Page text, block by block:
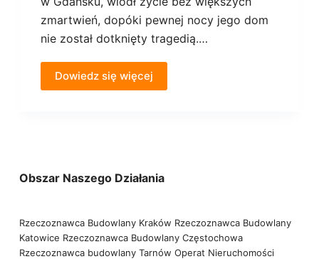
zmartwień, dopóki pewnej nocy jego dom
nie został dotknięty tragedią.…
Dowiedz się więcej
Obszar Naszego Działania
Rzeczoznawca Budowlany Kraków Rzeczoznawca Budowlany
Katowice Rzeczoznawca Budowlany Częstochowa
Rzeczoznawca budowlany Tarnów Operat Nieruchomości